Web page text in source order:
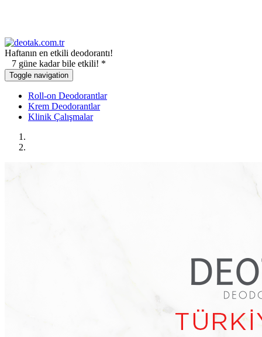
Haftanın en etkili deodorantı!
7 güne kadar bile etkili! *
Toggle navigation
Roll-on Deodorantlar
Krem Deodorantlar
Klinik Çalışmalar